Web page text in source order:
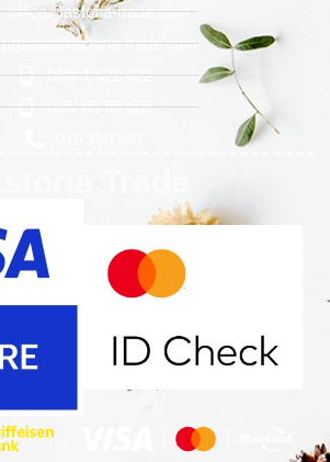
office@astoria-trade.com
prodaja@astoria-trade.com
060/ 1 622 622
065/ 85 95 105